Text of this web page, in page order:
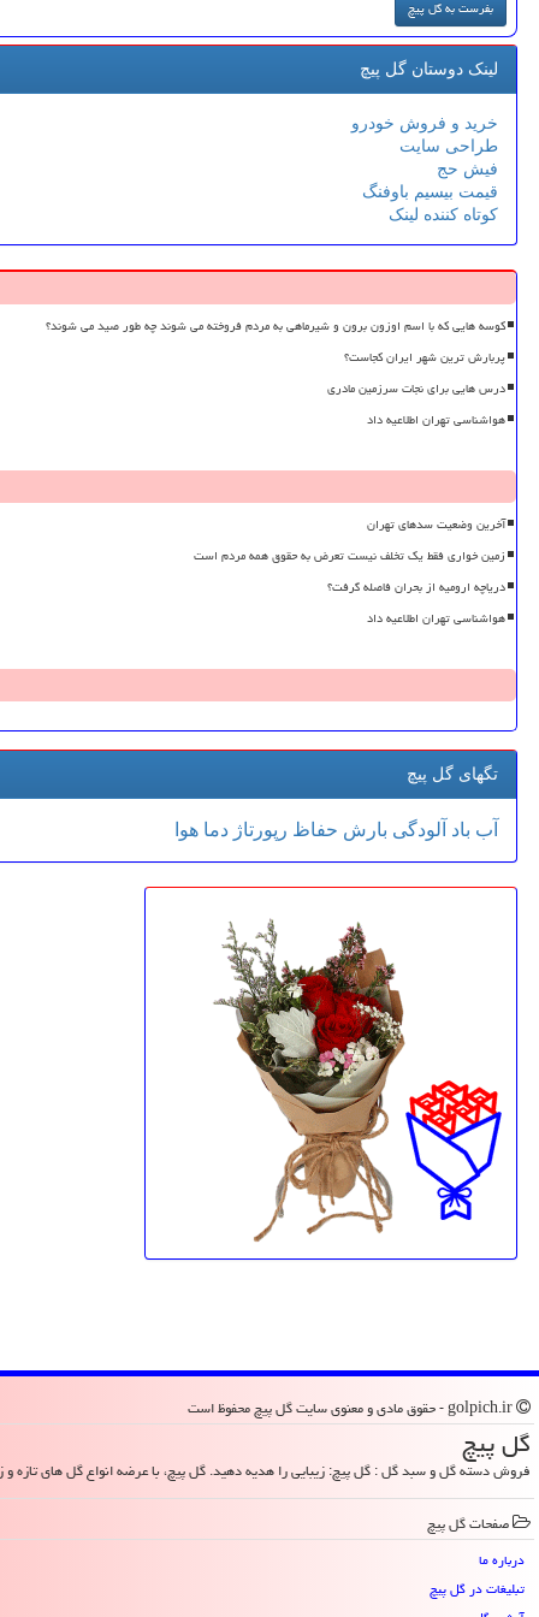
لینک دوستان گل پیچ
خرید و فروش خودرو
طراحی سایت
فیش حج
قیمت بیسیم باوفنگ
کوتاه کننده لینک
کوسه هایی که با اسم اوزون برون و شیرماهی به مردم فروخته می شوند چه طور صید می شوند؟
پربارش ترین شهر ایران کجاست؟
درس هایی برای نجات سرزمین مادری
هواشناسی تهران اطلاعیه داد
آخرین وضعیت سدهای تهران
زمین خواری فقط یک تخلف نیست تعرض به حقوق همه مردم است
دریاچه ارومیه از بحران فاصله گرفت؟
هواشناسی تهران اطلاعیه داد
تگهای گل پیچ
آب باد آلودگی بارش حفاظ رپورتاژ دما هوا
گل پیچ
فروش دسته گل و سبد گل : گل پیچ: زیبایی را هدیه دهید. گل پیچ، با عرضه انواع گل های تازه و
صفحات گل پیچ
درباره ما
تبلیغات در گل پیچ